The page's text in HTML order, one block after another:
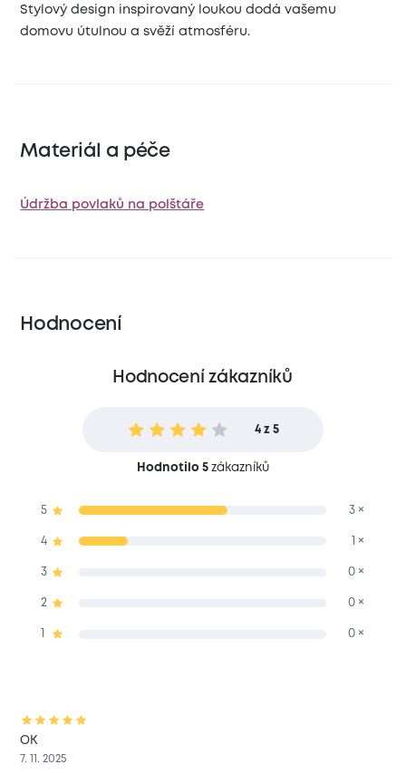
Stylový design inspirovaný loukou dodá vašemu
domovu útulnou a svěží atmosféru.
Materiál a péče
Údržba povlaků na polštáře
Hodnocení
Hodnocení zákazníků
4 z 5
Hodnotilo 5zákazníků
5 3 ×
4 1 ×
3 0 ×
2 0 ×
0 ×
OK
7. 11. 2025